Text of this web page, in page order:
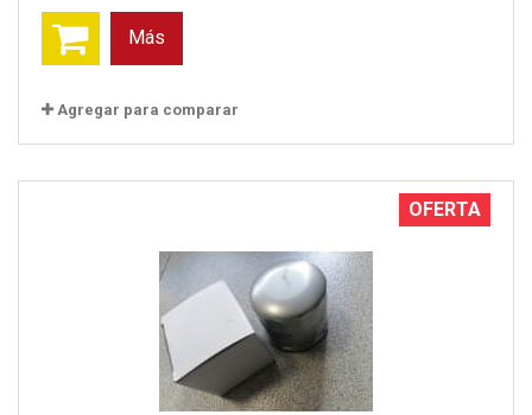
Más
Agregar para comparar
OFERTA